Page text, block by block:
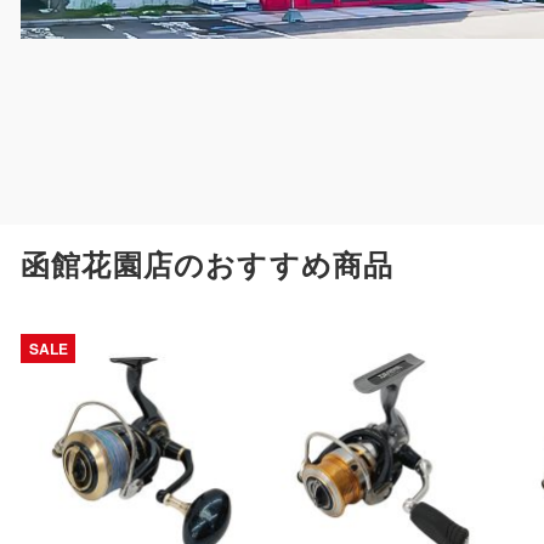
函館花園店のおすすめ商品
SALE